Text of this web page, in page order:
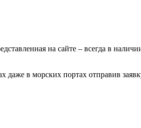
на сайте – всегда в
даже в морских портах отправив